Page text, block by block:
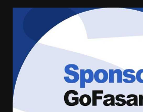
Fasanese ferito a
da fuoco